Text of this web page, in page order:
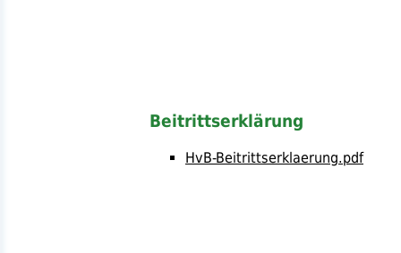
Beitrittserklärung
HvB-Beitrittserklaerung.pdf